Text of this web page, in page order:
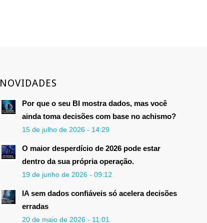
NOVIDADES
Por que o seu BI mostra dados, mas você
ainda toma decisões com base no achismo?
15 de julho de 2026 - 14:29
O maior desperdício de 2026 pode estar
dentro da sua própria operação.
19 de junho de 2026 - 09:12
IA sem dados confiáveis só acelera decisões
erradas
20 de maio de 2026 - 11:01